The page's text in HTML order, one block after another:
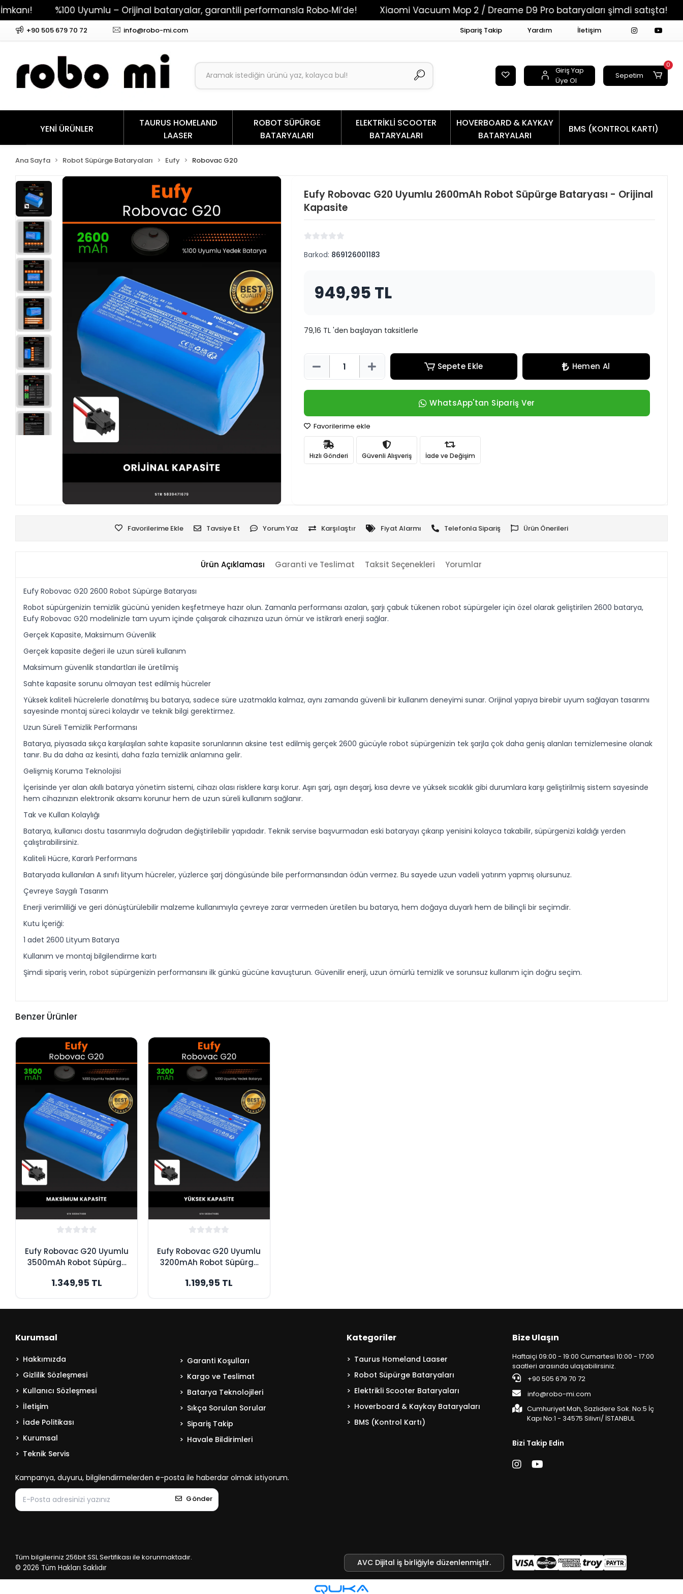
%100 Uyumlu – Orijinal bataryalar, garantili performansla Robo‑Mi’de! Xiaomi Vacuum Mop 2 / Dreame D9 Pro bataryaları şimdi satışta! Tüm
+90 505 679 70 72 info@robo-mi.com Sipariş Takip Yardım İletişim
Giriş Yap
Üye Ol
Sepetim
0
YENİ ÜRÜNLER
TAURUS HOMELAND
LAASER
ROBOT SÜPÜRGE
BATARYALARI
ELEKTRİKLİ SCOOTER
BATARYALARI
HOVERBOARD & KAYKAY
BATARYALARI
BMS (KONTROL KARTI)
Ana Sayfa Robot Süpürge Bataryaları Eufy Robovac G20
Eufy Robovac G20 Uyumlu 2600mAh Robot Süpürge Bataryası - Orijinal
Kapasite
Barkod: 869126001183
949,95 TL
79,16 TL 'den başlayan taksitlerle
Sepete Ekle Hemen Al
WhatsApp'tan Sipariş Ver
Favorilerime ekle
Hızlı Gönderi Güvenli Alışveriş İade ve Değişim
Favorilerime Ekle Tavsiye Et Yorum Yaz Karşılaştır Fiyat Alarmı Telefonla Sipariş Ürün Önerileri
Ürün Açıklaması Garanti ve Teslimat Taksit Seçenekleri Yorumlar
Eufy Robovac G20 2600 Robot Süpürge Bataryası
Robot süpürgenizin temizlik gücünü yeniden keşfetmeye hazır olun. Zamanla performansı azalan, şarjı çabuk tükenen robot süpürgeler için özel olarak geliştirilen 2600 batarya,
Eufy Robovac G20 modelinizle tam uyum içinde çalışarak cihazınıza uzun ömür ve istikrarlı enerji sağlar.
Gerçek Kapasite, Maksimum Güvenlik
Gerçek kapasite değeri ile uzun süreli kullanım
Maksimum güvenlik standartları ile üretilmiş
Sahte kapasite sorunu olmayan test edilmiş hücreler
Yüksek kaliteli hücrelerle donatılmış bu batarya, sadece süre uzatmakla kalmaz, aynı zamanda güvenli bir kullanım deneyimi sunar. Orijinal yapıya birebir uyum sağlayan tasarımı
sayesinde montaj süreci kolaydır ve teknik bilgi gerektirmez.
Uzun Süreli Temizlik Performansı
Batarya, piyasada sıkça karşılaşılan sahte kapasite sorunlarının aksine test edilmiş gerçek 2600 gücüyle robot süpürgenizin tek şarjla çok daha geniş alanları temizlemesine olanak
tanır. Bu da daha az kesinti, daha fazla temizlik anlamına gelir.
Gelişmiş Koruma Teknolojisi
İçerisinde yer alan akıllı batarya yönetim sistemi, cihazı olası risklere karşı korur. Aşırı şarj, aşırı deşarj, kısa devre ve yüksek sıcaklık gibi durumlara karşı geliştirilmiş sistem sayesinde
hem cihazınızın elektronik aksamı korunur hem de uzun süreli kullanım sağlanır.
Tak ve Kullan Kolaylığı
Batarya, kullanıcı dostu tasarımıyla doğrudan değiştirilebilir yapıdadır. Teknik servise başvurmadan eski bataryayı çıkarıp yenisini kolayca takabilir, süpürgenizi kaldığı yerden
çalıştırabilirsiniz.
Kaliteli Hücre, Kararlı Performans
Bataryada kullanılan A sınıfı lityum hücreler, yüzlerce şarj döngüsünde bile performansından ödün vermez. Bu sayede uzun vadeli yatırım yapmış olursunuz.
Çevreye Saygılı Tasarım
Enerji verimliliği ve geri dönüştürülebilir malzeme kullanımıyla çevreye zarar vermeden üretilen bu batarya, hem doğaya duyarlı hem de bilinçli bir seçimdir.
Kutu İçeriği:
1 adet 2600 Lityum Batarya
Kullanım ve montaj bilgilendirme kartı
Şimdi sipariş verin, robot süpürgenizin performansını ilk günkü gücüne kavuşturun. Güvenilir enerji, uzun ömürlü temizlik ve sorunsuz kullanım için doğru seçim.
Benzer Ürünler
Eufy Robovac G20 Uyumlu
3500mAh Robot Süpürge
Kapasite
1.349,95 TL
Eufy Robovac G20 Uyumlu
3200mAh Robot Süpürge
Kapasite
1.199,95 TL
Kurumsal
Hakkımızda
Gizlilik Sözleşmesi
Kullanıcı Sözleşmesi
İletişim
İade Politikası
Kurumsal
Teknik Servis
Garanti Koşulları
Kargo ve Teslimat
Batarya Teknolojileri
Sıkça Sorulan Sorular
Sipariş Takip
Havale Bildirimleri
Kampanya, duyuru, bilgilendirmelerden e-posta ile haberdar olmak istiyorum.
Gönder
Kategoriler
Taurus Homeland Laaser
Robot Süpürge Bataryaları
Elektrikli Scooter Bataryaları
Hoverboard & Kaykay Bataryaları
BMS (Kontrol Kartı)
Bize Ulaşın
Haftaiçi 09:00 - 19:00 Cumartesi 10:00 - 17:00
saatleri arasında ulaşabilirsiniz.
+90 505 679 70 72
info@robo-mi.com
Cumhuriyet Mah, Sazlıdere Sok. No:5 İç
Kapı No:1 - 34575 Silivri/ İSTANBUL
Bizi Takip Edin
Tüm bilgileriniz 256bit SSL Sertifikası ile korunmaktadır.
© 2026 Tüm Hakları Saklıdır
AVC Dijital iş birliğiyle düzenlenmiştir.